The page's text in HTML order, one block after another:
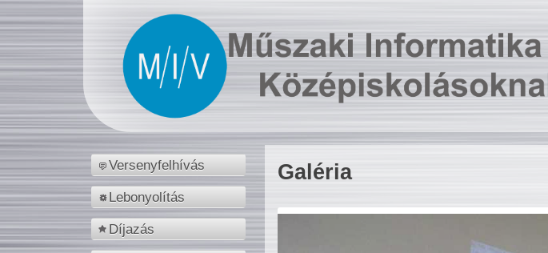
Versenyfelhívás
Lebonyolítás
Díjazás
Galéria